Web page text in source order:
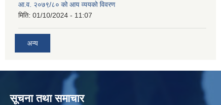
आ.व. २०७९/८० को आय व्ययको विवरण
मिति: 01/10/2024 - 11:07
अन्य
सूचना तथा समाचार